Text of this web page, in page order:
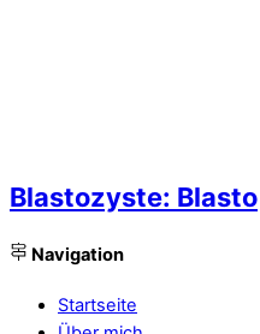
Blastozyste: Blasto
Navigation
Startseite